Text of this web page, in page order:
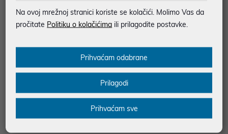
• Pohrana: 512 GB PCIe® NVMe™ SSD
• Grafika: Integrirana Intel® Graphics
• Priključci: 1x USB Type-C® (10 Gb/s, napajanje, DisplayPort™
1.4), 2x USB Type-A (5 Gb/s), 1x HDMI 1.4b, 1x Audio jack
Na ovoj mrežnoj stranici koriste se kolačići. Molimo Vas da
pročitate Politiku o kolačićima ili prilagodite postavke.
Prihvaćam odabrane
Prilagodi
Prihvaćam sve